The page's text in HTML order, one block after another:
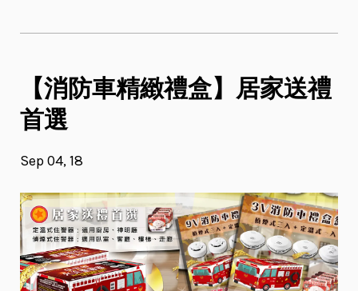
【消防車精緻禮盒】居家送禮
首選
Sep 04, 18